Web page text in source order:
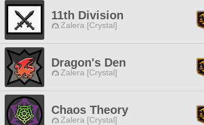
11th Division
Zalera [Crystal]
Dragon's Den
Zalera [Crystal]
Chaos Theory
Zalera [Crystal]